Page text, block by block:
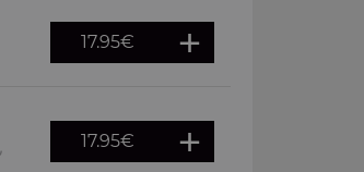
17.95€
17.95€